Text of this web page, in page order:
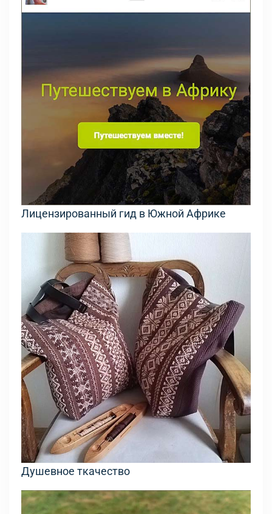
Лицензированный гид в Южной Африке
Душевное ткачество